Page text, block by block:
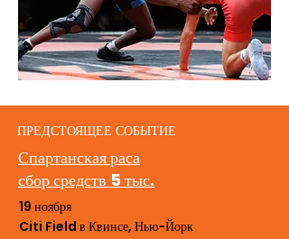
ПРЕДСТОЯЩЕЕ СОБЫТИЕ
Спартанская раса
сбор средств 5 тыс.
19 ноября
Citi Field в Квинсе, Нью-Йорк